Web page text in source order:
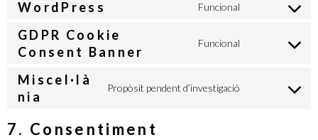
WordPress Funcional
GDPR Cookie
Consent Banner
Funcional
Miscel·là
nia
Propòsit pendent d’investigació
7. Consentiment